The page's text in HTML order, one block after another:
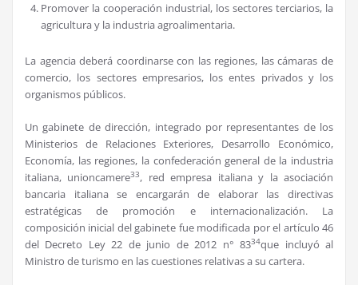
Promover la cooperación industrial, los sectores terciarios, la
agricultura y la industria agroalimentaria.
La agencia deberá coordinarse con las regiones, las cámaras de
comercio, los sectores empresarios, los entes privados y los
organismos públicos.
Un gabinete de dirección, integrado por representantes de los
Ministerios de Relaciones Exteriores, Desarrollo Económico,
Economía, las regiones, la confederación general de la industria
italiana, unioncamere33, red empresa italiana y la asociación
bancaria italiana se encargarán de elaborar las directivas
estratégicas de promoción e internacionalización. La
composición inicial del gabinete fue modificada por el artículo 46
del Decreto Ley 22 de junio de 2012 n° 8334que incluyó al
Ministro de turismo en las cuestiones relativas a su cartera.